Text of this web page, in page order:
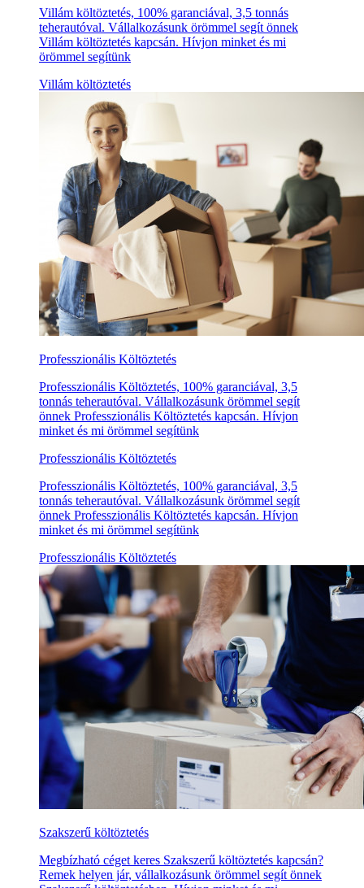
Villám költöztetés, 100% garanciával, 3,5 tonnás
teherautóval. Vállalkozásunk örömmel segít önnek
Villám költöztetés kapcsán. Hívjon minket és mi
örömmel segítünk
Villám költöztetés
Professzionális Költöztetés
Professzionális Költöztetés, 100% garanciával, 3,5
tonnás teherautóval. Vállalkozásunk örömmel segít
önnek Professzionális Költöztetés kapcsán. Hívjon
minket és mi örömmel segítünk
Professzionális Költöztetés
Professzionális Költöztetés, 100% garanciával, 3,5
tonnás teherautóval. Vállalkozásunk örömmel segít
önnek Professzionális Költöztetés kapcsán. Hívjon
minket és mi örömmel segítünk
Professzionális Költöztetés
Szakszerű költöztetés
Megbízható céget keres Szakszerű költöztetés kapcsán?
Remek helyen jár, vállalkozásunk örömmel segít önnek